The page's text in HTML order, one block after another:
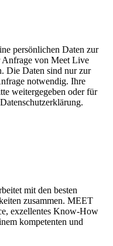
persönlichen Daten zur
Anfrage von Meet Live
Die Daten sind nur zur
notwendig. Ihre
weitergegeben oder für
mit den besten
zusammen. MEET
exzellentes Know-How
kompetenten und